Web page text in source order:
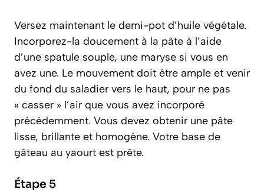
Versez maintenant le demi-pot d’huile végétale.
Incorporez-la doucement à la pâte à l’aide
d’une spatule souple, une maryse si vous en
avez une. Le mouvement doit être ample et venir
du fond du saladier vers le haut, pour ne pas
« casser » l’air que vous avez incorporé
précédemment. Vous devez obtenir une pâte
lisse, brillante et homogène. Votre base de
gâteau au yaourt est prête.
Étape 5